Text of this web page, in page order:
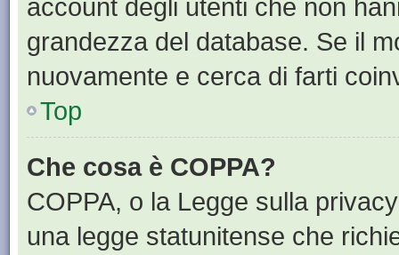
account degli utenti che non
grandezza del database. Se il
nuovamente e cerca di farti
Top
Che cosa è COPPA?
COPPA, o la Legge sulla
una legge statunitense che